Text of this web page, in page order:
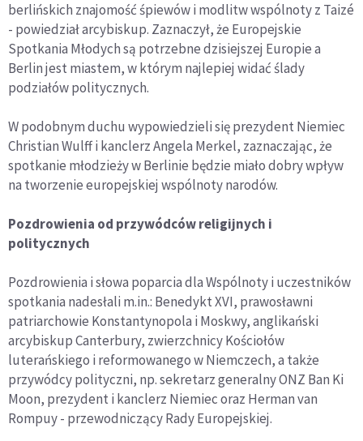
berlińskich znajomość śpiewów i modlitw wspólnoty z Taizé
- powiedział arcybiskup. Zaznaczył, że Europejskie
Spotkania Młodych są potrzebne dzisiejszej Europie a
Berlin jest miastem, w którym najlepiej widać ślady
podziałów politycznych.
W podobnym duchu wypowiedzieli się prezydent Niemiec
Christian Wulff i kanclerz Angela Merkel, zaznaczając, że
spotkanie młodzieży w Berlinie będzie miało dobry wpływ
na tworzenie europejskiej wspólnoty narodów.
Pozdrowienia od przywódców religijnych i
politycznych
Pozdrowienia i słowa poparcia dla Wspólnoty i uczestników
spotkania nadesłali m.in.: Benedykt XVI, prawosławni
patriarchowie Konstantynopola i Moskwy, anglikański
arcybiskup Canterbury, zwierzchnicy Kościołów
luterańskiego i reformowanego w Niemczech, a także
przywódcy polityczni, np. sekretarz generalny ONZ Ban Ki
Moon, prezydent i kanclerz Niemiec oraz Herman van
Rompuy - przewodniczący Rady Europejskiej.